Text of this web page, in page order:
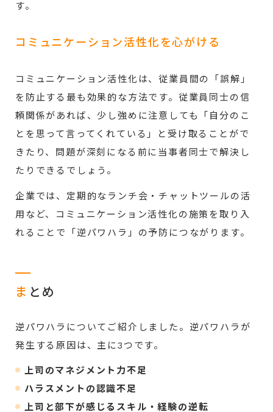
す。
コミュニケーション活性化を心がける
コミュニケーション活性化は、従業員間の「誤解」
を防止する最も効果的な方法です。従業員同士の信
頼関係があれば、少し強めに注意しても「自分のこ
とを思って言ってくれている」と受け取ることがで
きたり、問題が深刻になる前に当事者同士で解決し
たりできるでしょう。
企業では、定期的なランチ会・チャットツールの活
用など、コミュニケーション活性化の施策を取り入
れることで「逆パワハラ」の予防につながります。
ま とめ
逆パワハラについてご紹介しました。逆パワハラが
発生する原因は、主に3つです。
上司のマネジメント力不足
ハラスメントの認識不足
上司と部下が感じるスキル・経験の逆転